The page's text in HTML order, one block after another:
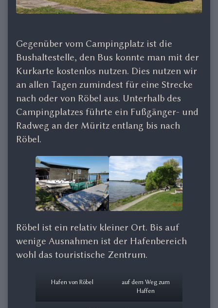
Gegenüber vom Campingplatz ist die
Bushaltestelle, den Bus konnte man mit der
Kurkarte kostenlos nutzen. Dies nutzen wir
an allen Tagen zumindest für eine Strecke
nach oder von Röbel aus. Unterhalb des
Campingplatzes führte ein Fußgänger- und
Radweg an der Müritz entlang bis nach
Röbel.
Röbel ist ein relativ kleiner Ort. Bis auf
wenige Ausnahmen ist der Hafenbereich
wohl das touristische Zentrum.
Hafen von Röbel
auf dem Weg zum
Haffen